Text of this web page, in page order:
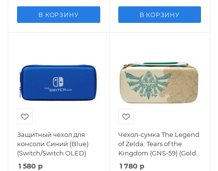
В КОРЗИНУ В КОРЗИНУ
Защитный чехол для
консоли Синий (Blue)
(Switch/Switch OLED)
1 580 р
Чехол-сумка The Legend
of Zelda: Tears of the
Kingdom (GNS-59) (Gold)
Золотой (Switch/OLED)
1 780 р